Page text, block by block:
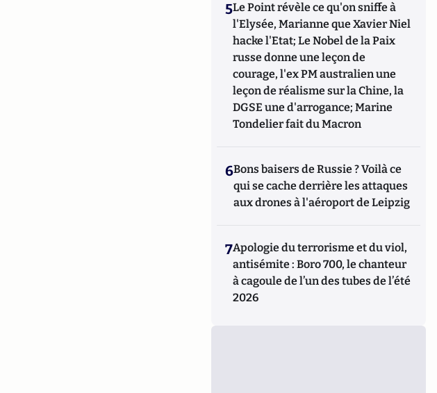
5Le Point révèle ce qu'on sniffe à
l'Elysée, Marianne que Xavier Niel
hacke l'Etat; Le Nobel de la Paix
russe donne une leçon de
courage, l'ex PM australien une
leçon de réalisme sur la Chine, la
DGSE une d'arrogance; Marine
Tondelier fait du Macron
6Bons baisers de Russie ? Voilà ce
qui se cache derrière les attaques
aux drones à l'aéroport de Leipzig
7Apologie du terrorisme et du viol,
antisémite : Boro 700, le chanteur
à cagoule de l’un des tubes de l’été
2026